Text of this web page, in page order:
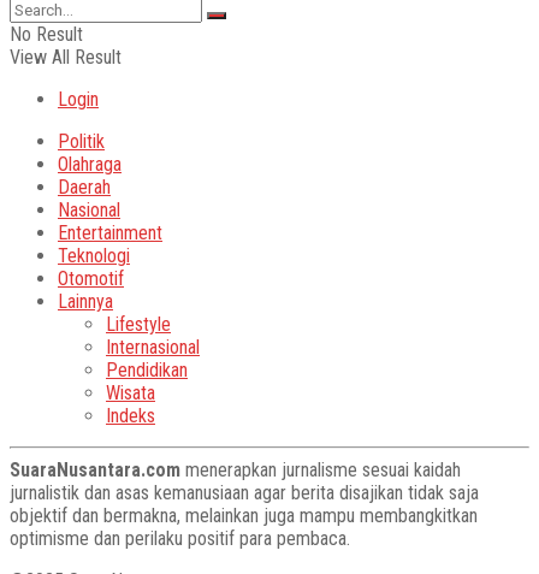
No Result
View All Result
Login
Politik
Olahraga
Daerah
Nasional
Entertainment
Teknologi
Otomotif
Lainnya
Lifestyle
Internasional
Pendidikan
Wisata
Indeks
SuaraNusantara.com menerapkan jurnalisme sesuai kaidah
jurnalistik dan asas kemanusiaan agar berita disajikan tidak saja
objektif dan bermakna, melainkan juga mampu membangkitkan
optimisme dan perilaku positif para pembaca.